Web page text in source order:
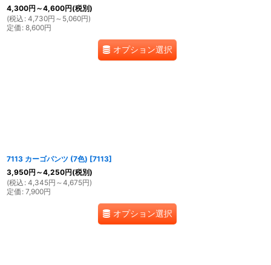
4,300円 ～4,600円(税別)
(税込 : 4,730円 ～5,060円)
定価 : 8,600円
オプション選択
7113 カーゴパンツ (7色) [7113]
3,950円 ～4,250円(税別)
(税込 : 4,345円 ～4,675円)
定価 : 7,900円
オプション選択